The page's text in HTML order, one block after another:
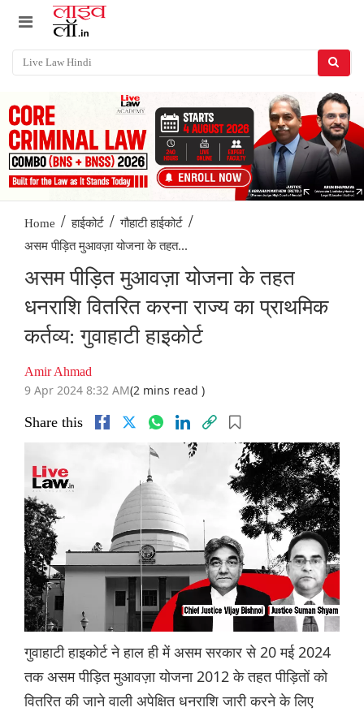
Home / हाईकोर्ट / गौहाटी हाईकोर्ट /
असम पीड़ित मुआवज़ा योजना के तहत...
असम पीड़ित मुआवज़ा योजना के तहत
धनराशि वितरित करना राज्य का प्राथमिक
कर्तव्य: गुवाहाटी हाइकोर्ट
Amir Ahmad
9 Apr 2024 8:32 AM(2 mins read )
Share this
गुवाहाटी हाइकोर्ट ने हाल ही में असम सरकार से 20 मई 2024
तक असम पीड़ित मुआवज़ा योजना 2012 के तहत पीड़ितों को
वितरित की जाने वाली अपेक्षित धनराशि जारी करने के लिए